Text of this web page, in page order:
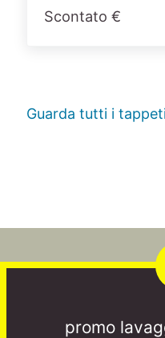
Scontato €
Guarda tutti i
promo